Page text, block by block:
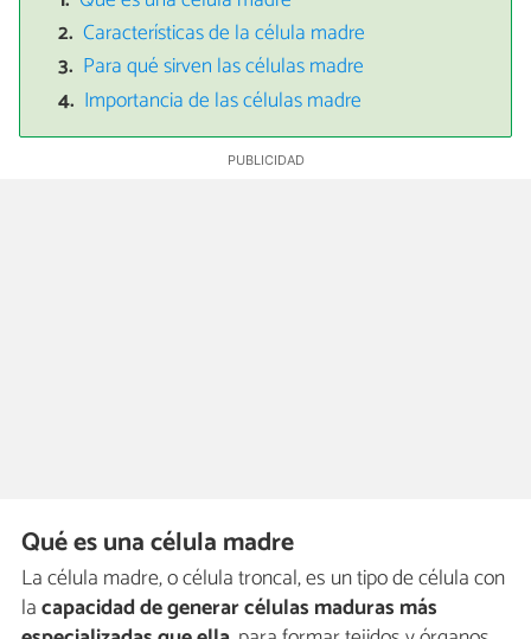
Características de la célula madre
Para qué sirven las células madre
Importancia de las células madre
Qué es una célula madre
La célula madre, o célula troncal, es un tipo de célula con
lacapacidad de generar células maduras más